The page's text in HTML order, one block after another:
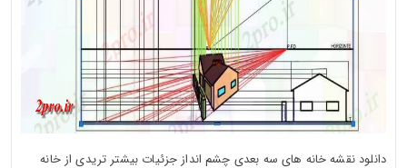
دانلود نقشه خانه های سه بعدی چشم انداز جزئیات بیشتر تریدی از خانه